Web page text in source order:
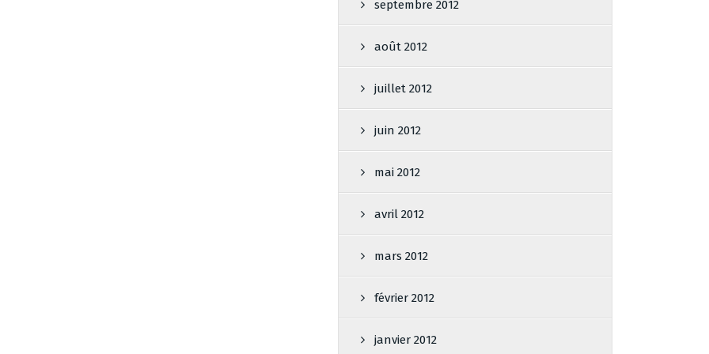
septembre 2012
août 2012
juillet 2012
juin 2012
mai 2012
avril 2012
mars 2012
février 2012
janvier 2012